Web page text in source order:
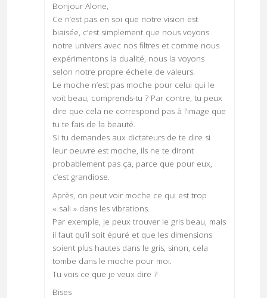
Bonjour Alone,
Ce n’est pas en soi que notre vision est
biaisée, c’est simplement que nous voyons
notre univers avec nos filtres et comme nous
expérimentons la dualité, nous la voyons
selon notre propre échelle de valeurs.
Le moche n’est pas moche pour celui qui le
voit beau, comprends-tu ? Par contre, tu peux
dire que cela ne correspond pas à l’image que
tu te fais de la beauté.
Si tu demandes aux dictateurs de te dire si
leur oeuvre est moche, ils ne te diront
probablement pas ça, parce que pour eux,
c’est grandiose.
Après, on peut voir moche ce qui est trop
« sali » dans les vibrations.
Par exemple, je peux trouver le gris beau, mais
il faut qu’il soit épuré et que les dimensions
soient plus hautes dans le gris, sinon, cela
tombe dans le moche pour moi.
Tu vois ce que je veux dire ?
Bises